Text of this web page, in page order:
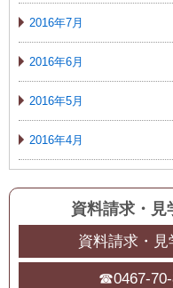
2016年7月
2016年6月
2016年5月
2016年4月
資料請求・見
資料請求・
☎0467-70-